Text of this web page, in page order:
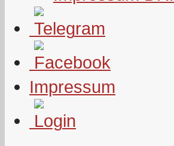
Impressum